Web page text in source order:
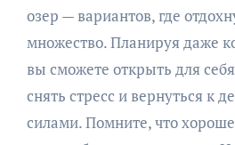
озер — вариантов, где
множество. Планируя даже
вы сможете открыть для
снять стресс и вернуться к
силами. Помните, что